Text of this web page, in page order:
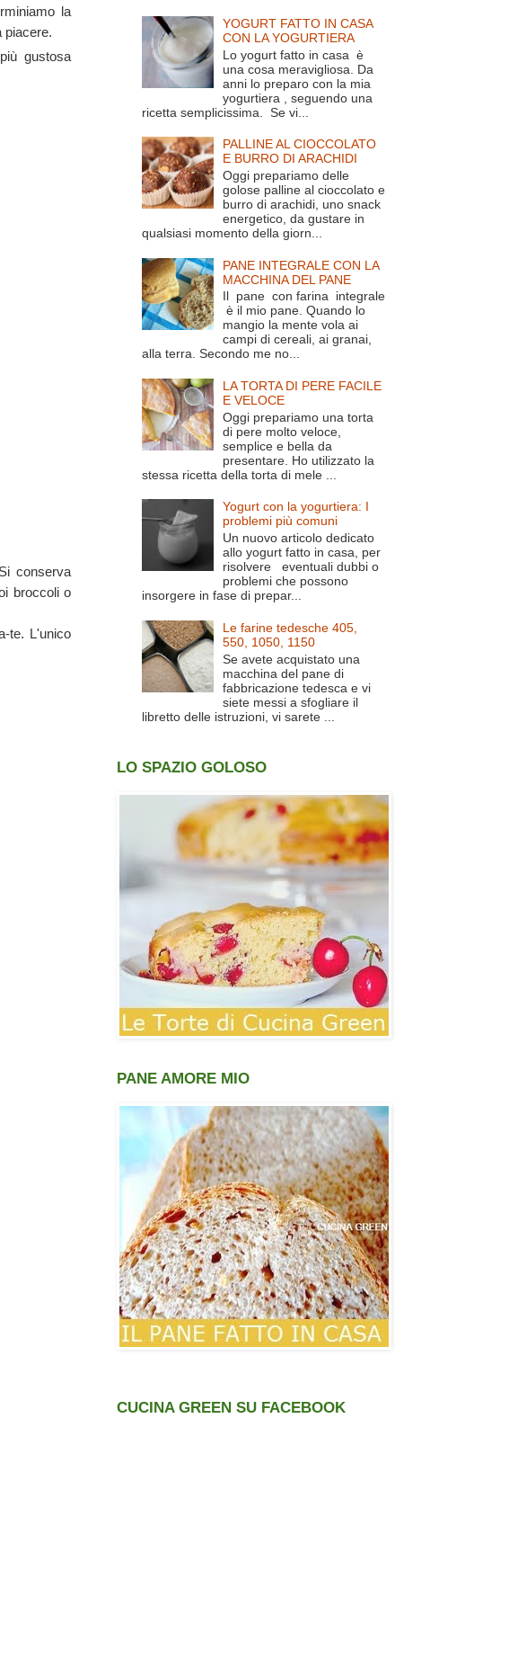
la
piacere.
gustosa
conserva
broccoli o
te. L'unico
YOGURT FATTO IN CASA
CON LA YOGURTIERA
Lo yogurt fatto in casa è
una cosa meravigliosa. Da
anni lo preparo con la mia
yogurtiera , seguendo una
ricetta semplicissima. Se vi...
PALLINE AL CIOCCOLATO
E BURRO DI ARACHIDI
Oggi prepariamo delle
golose palline al cioccolato e
burro di arachidi, uno snack
energetico, da gustare in
qualsiasi momento della giorn...
PANE INTEGRALE CON LA
MACCHINA DEL PANE
Il pane con farina integrale
è il mio pane. Quando lo
mangio la mente vola ai
campi di cereali, ai granai,
alla terra. Secondo me no...
LA TORTA DI PERE FACILE
E VELOCE
Oggi prepariamo una torta
di pere molto veloce,
semplice e bella da
presentare. Ho utilizzato la
stessa ricetta della torta di mele ...
Yogurt con la yogurtiera: I
problemi più comuni
Un nuovo articolo dedicato
allo yogurt fatto in casa, per
risolvere eventuali dubbi o
problemi che possono
insorgere in fase di prepar...
Le farine tedesche 405,
550, 1050, 1150
Se avete acquistato una
macchina del pane di
fabbricazione tedesca e vi
siete messi a sfogliare il
libretto delle istruzioni, vi sarete ...
LO SPAZIO GOLOSO
PANE AMORE MIO
CUCINA GREEN SU FACEBOOK